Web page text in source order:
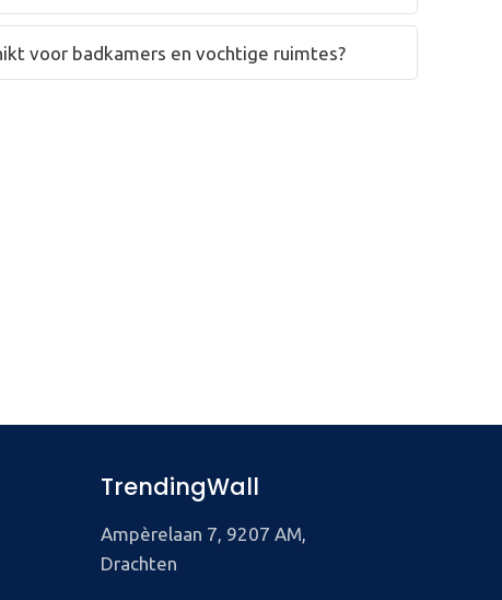
voor badkamers en vochtige ruimtes?
TrendingWall
Ampèrelaan 7, 9207 AM,
Drachten